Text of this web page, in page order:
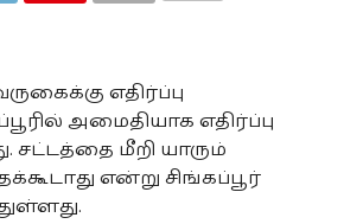
எதிர்ப்பு
அமைதியாக எதிர்ப்பு
சட்டத்தை மீறி யாரும்
என்று சிங்கப்பூர்